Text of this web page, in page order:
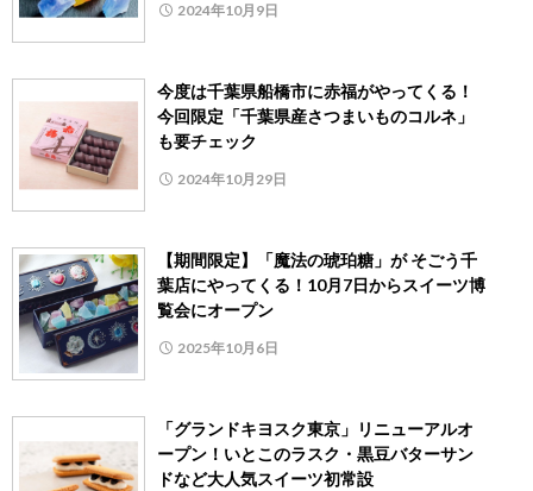
2024年10月9日
今度は千葉県船橋市に赤福がやってくる！
今回限定「千葉県産さつまいものコルネ」
も要チェック
2024年10月29日
【期間限定】「魔法の琥珀糖」が そごう千
葉店にやってくる！10月7日からスイーツ博
覧会にオープン
2025年10月6日
「グランドキヨスク東京」リニューアルオ
ープン！いとこのラスク・黒豆バターサン
ドなど大人気スイーツ初常設